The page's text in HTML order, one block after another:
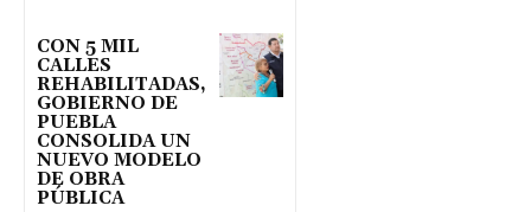
CON 5 MIL
CALLES
REHABILITADAS,
GOBIERNO DE
PUEBLA
CONSOLIDA UN
NUEVO MODELO
DE OBRA
PÚBLICA